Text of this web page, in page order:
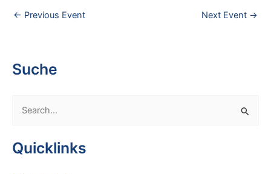
← Previous Event Next Event →
Suche
Quicklinks